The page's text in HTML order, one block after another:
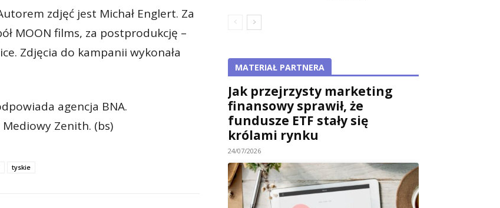
zdjęć jest Michał Englert. Za
MOON films, za postprodukcję –
Zdjęcia do kampanii wykonała
agencja BNA.
Zenith. (bs)
tyskie
MATERIAŁ PARTNERA
Jak przejrzysty marketing
finansowy sprawił, że
fundusze ETF stały się
królami rynku
24/07/2026